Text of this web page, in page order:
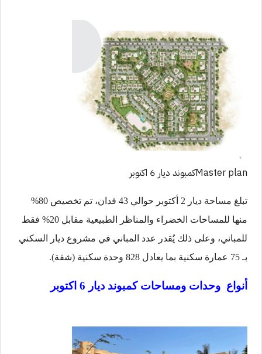
Master planكمبوند ديار 6 اكتوبر
تبلغ مساحة ديار 2 أكتوبر حوالي 43 فدان، تم تخصيص 80%
منها للمساحات الخضراء والمناظر الطبيعية مقابل 20% فقط
للمباني، وعلى ذلك يُقدر عدد المباني في مشروع ديار السكني
بـ 75 عمارة سكنية بما يعادل 828 وحدة سكنية (شقة).
أنواع وحدات ومساحات كمبوند ديار 6 اكتوبر